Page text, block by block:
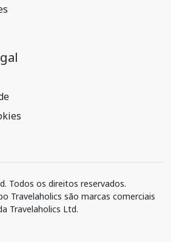
Todos os direitos reservados.
Travelaholics são marcas comerciais
Travelaholics Ltd.